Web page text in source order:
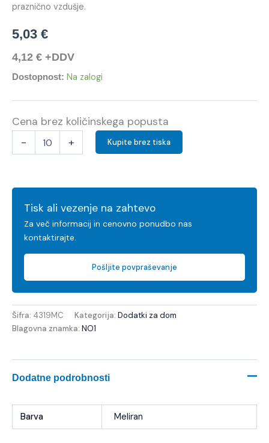
praznično vzdušje.
5,03 €
4,12 € +DDV
Dostopnost: Na zalogi
Cena brez količinskega popusta
- + Kupite brez tiska
Tisk ali vezenje na zahtevo
Za več informacij in cenovno ponudbo nas
kontaktirajte.
Pošljite povpraševanje
Šifra: 4319MC Kategorija: Dodatki za dom
Blagovna znamka: NO1
Dodatne podrobnosti
Barva Meliran